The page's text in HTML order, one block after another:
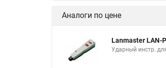
Аналоги по цене
Lanmaster LAN-
Ударный инстр.